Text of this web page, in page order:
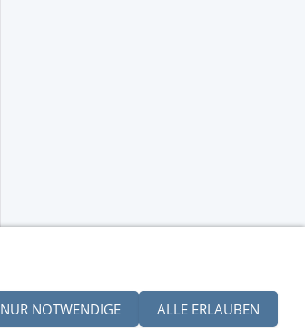
NUR NOTWENDIGE ALLE ERLAUBEN